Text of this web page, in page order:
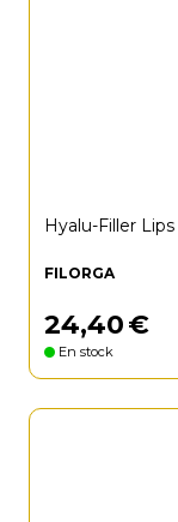
Hyalu-Filler
FILORGA
24,40€
En stock